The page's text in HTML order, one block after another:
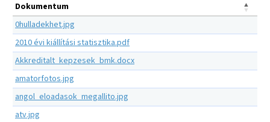
Dokumentum
0hulladekhet.jpg
2010 évi kiállítási statisztika.pdf
Akkreditalt_kepzesek_bmk.docx
amatorfotos.jpg
angol_eloadasok_megallito.jpg
atv.jpg